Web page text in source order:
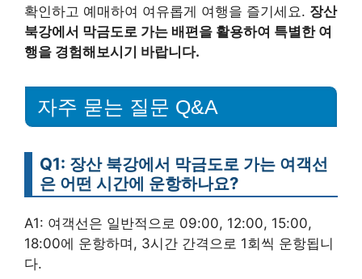
확인하고 예매하여 여유롭게 여행을 즐기세요. 장산
북강에서 막금도로 가는 배편을 활용하여 특별한 여
행을 경험해보시기 바랍니다.
자주 묻는 질문 Q&A
Q1: 장산 북강에서 막금도로 가는 여객선
은 어떤 시간에 운항하나요?
A1: 여객선은 일반적으로 09:00, 12:00, 15:00,
18:00에 운항하며, 3시간 간격으로 1회씩 운항됩니
다.